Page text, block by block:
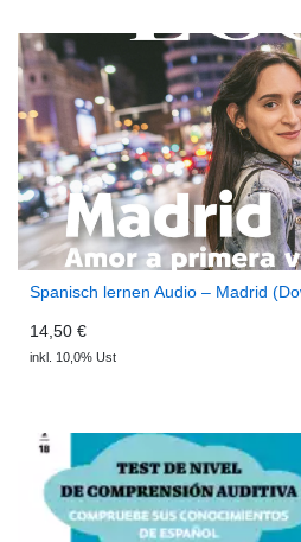
Spanisch lernen Audio – Madrid
14,50 €
inkl. 10,0% Ust